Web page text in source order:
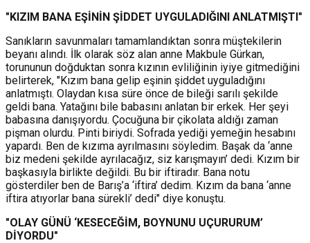
"KIZIM BANA EŞİNİN ŞİDDET UYGULADIĞINI ANLATMIŞTI"
Sanıkların savunmaları tamamlandıktan sonra müştekilerin
beyanı alındı. İlk olarak söz alan anne Makbule Gürkan,
torununun doğduktan sonra kızının evliliğinin iyiye gitmediğini
belirterek, "Kızım bana gelip eşinin şiddet uyguladığını
anlatmıştı. Olaydan kısa süre önce de bileği sarılı şekilde
geldi bana. Yatağını bile babasını anlatan bir erkek. Her şeyi
babasına danışıyordu. Çocuğuna bir çikolata aldığı zaman
pişman olurdu. Pinti biriydi. Sofrada yediği yemeğin hesabını
yapardı. Ben de kızıma ayrılmasını söyledim. Başak da ‘anne
biz medeni şekilde ayrılacağız, siz karışmayın’ dedi. Kızım bir
başkasıyla birlikte değildi. Bu bir iftiradır. Bana notu
gösterdiler ben de Barış’a ‘iftira’ dedim. Kızım da bana ‘anne
iftira atıyorlar bana sürekli’ dedi" diye konuştu.
"OLAY GÜNÜ ‘KESECEĞİM, BOYNUNU UÇURURUM’
DİYORDU"